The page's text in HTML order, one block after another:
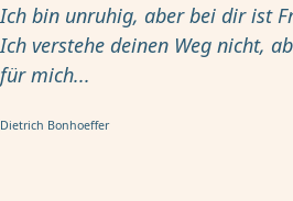
Ich bin unruhig, aber bei dir ist
Ich verstehe deinen Weg nicht,
für mich...
Dietrich Bonhoeffer